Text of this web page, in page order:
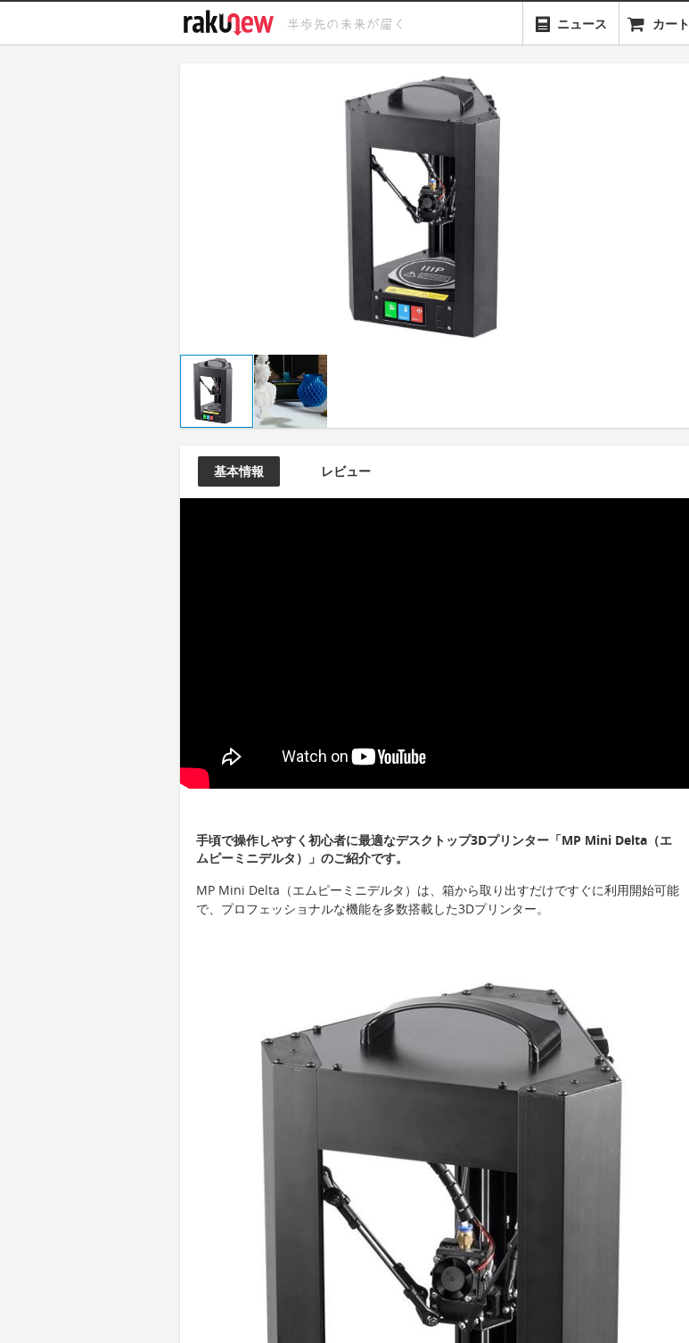
ニュース カート
基本情報 レビュー
手頃で操作しやすく初心者に最適なデスクトップ3Dプリンター「MP Mini Delta（エ
ムピーミニデルタ）」のご紹介です。
MP Mini Delta（エムピーミニデルタ）は、箱から取り出すだけですぐに利用開始可能
で、プロフェッショナルな機能を多数搭載した3Dプリンター。